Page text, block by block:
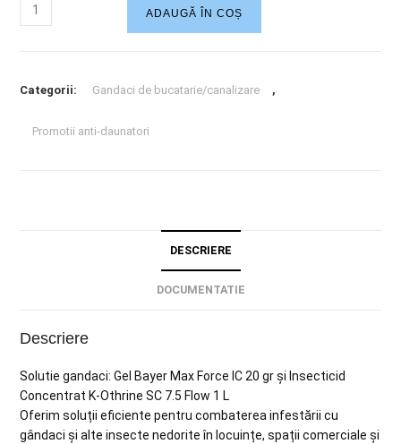
ADAUGĂ ÎN COȘ
Categorii: Gandaci de bucatarie/canalizare ,
Promotii anti-daunatori
DESCRIERE
DOCUMENTATIE
Descriere
Solutie gandaci: Gel Bayer Max Force IC 20 gr și Insecticid
Concentrat K-Othrine SC 7.5 Flow 1 L
Oferim soluții eficiente pentru combaterea infestării cu
gândaci și alte insecte nedorite în locuințe, spații comerciale și